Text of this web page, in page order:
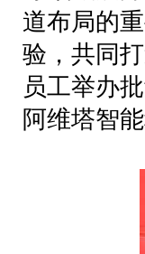
道布局的
验，共同
员工举办
阿维塔智